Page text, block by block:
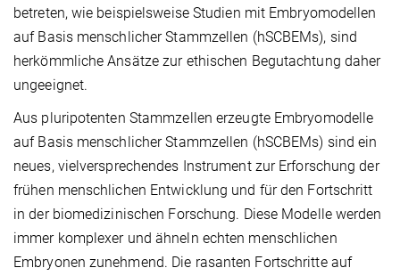
betreten, wie beispielsweise Studien mit Embryomodellen
auf Basis menschlicher Stammzellen (hSCBEMs), sind
herkömmliche Ansätze zur ethischen Begutachtung daher
ungeeignet.
Aus pluripotenten Stammzellen erzeugte Embryomodelle
auf Basis menschlicher Stammzellen (hSCBEMs) sind ein
neues, vielversprechendes Instrument zur Erforschung der
frühen menschlichen Entwicklung und für den Fortschritt
in der biomedizinischen Forschung. Diese Modelle werden
immer komplexer und ähneln echten menschlichen
Embryonen zunehmend. Die rasanten Fortschritte auf